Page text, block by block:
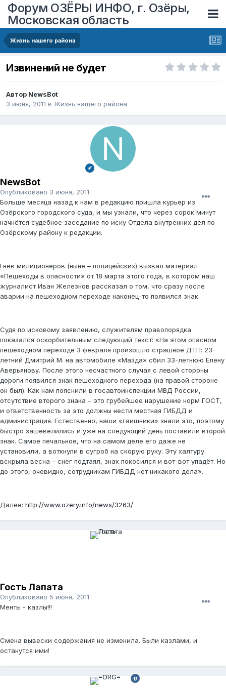
Форум ОЗЁРЫ ИНФО, г. Озёры,
Московская область
Жизнь нашего района
Извинений не будет
Автор NewsBot
3 июня, 2011 в Жизнь нашего района
NewsBot
Опубликовано 3 июня, 2011
Больше месяца назад к нам в редакцию пришла курьер из
Озёрского городского суда, и мы узнали, что через сорок минут
начнётся судебное заседание по иску Отдела внутренних дел по
Озёрскому району к редакции.
Гнев милиционеров (ныне – полицейских) вызвал материал
«Пешеходы в опасности» от 18 марта этого года, в котором наш
журналист Иван Железнов рассказал о том, что сразу после
аварии на пешеходном переходе наконец-то появился знак.
Судя по исковому заявлению, служителям правопорядка
показался оскорбительным следующий текст: «На этом опасном
пешеходном переходе 3 февраля произошло страшное ДТП: 23-
летний Дмитрий М. на автомобиле «Мазда» сбил 33-летнюю Елену
Аверьянову. После этого несчастного случая с левой стороны
дороги появился знак пешеходного перехода (на правой стороне
он был). Как нам пояснили в госавтоинспекции МВД России,
отсутствие второго знака – это грубейшее нарушение норм ГОСТ,
и ответственность за это должны нести местная ГИБДД и
администрация. Естественно, наши «гаишники» знали это, поэтому
быстро зашевелились и уже на следующий день поставили второй
знак. Самое печальное, что на самом деле его даже не
установили, а воткнули в сугроб на скорую руку. Эту халтуру
вскрыла весна – снег подтаял, знак покосился и вот-вот упадёт. Но
до этого, очевидно, сотрудникам ГИБДД нет никакого дела».
Далее: http://www.ozery.info/news/3263/
Гость Лапата
Опубликовано 5 июня, 2011
Менты - казлы!!!
Смена вывески содержания не изменила. Были казлами, и
останутся ими!